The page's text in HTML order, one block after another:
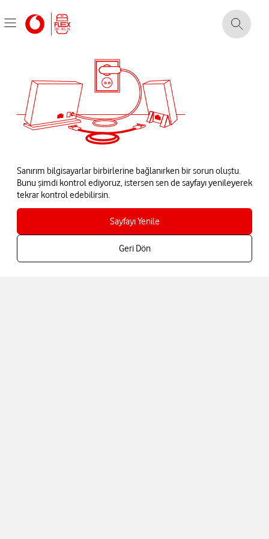
Sanırım bilgisayarlar birbirlerine bağlanırken bir sorun oluştu.
Bunu şimdi kontrol ediyoruz, istersen sen de sayfayı yenileyerek
tekrar kontrol edebilirsin.
Sayfayı Yenile
Geri Dön